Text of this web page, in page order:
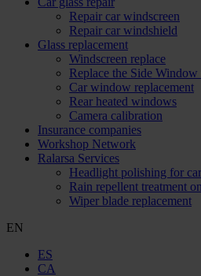
Repair car windscreen
Repair car windshield
Glass replacement
Windscreen replace
Replace the Side
Car window replacement
Rear heated windows
Camera calibration
Insurance companies
Workshop Network
Ralarsa Services
Headlight polishing for
Rain repellent treatment
Wiper blade replacement
EN
ES
CA